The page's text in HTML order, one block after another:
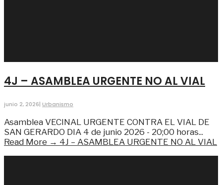
4J – ASAMBLEA URGENTE NO AL VIAL
junio 2, 2026| Urbanismo
Asamblea VECINAL URGENTE CONTRA EL VIAL DE
SAN GERARDO DIA 4 de junio 2026 - 20;00 horas...
Read More → 4J – ASAMBLEA URGENTE NO AL VIAL